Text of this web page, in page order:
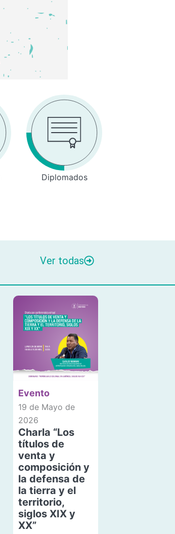
Diplomados
Ver todas
Evento
19 de Mayo de
2026
Charla “Los
títulos de
venta y
composición y
la defensa de
la tierra y el
territorio,
siglos XIX y
XX”